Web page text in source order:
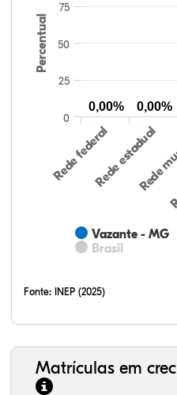
Percentual
Vazante - MG
Brasil
Rede federalRede estadual
Rede
0
25
50
75
0,00% 0,00%
Fonte: INEP (2025)
Matrículas em